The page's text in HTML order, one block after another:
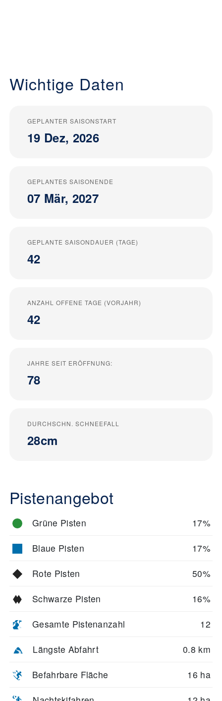
Wichtige Daten
GEPLANTER SAISONSTART
19 Dez, 2026
GEPLANTES SAISONENDE
07 Mär, 2027
GEPLANTE SAISONDAUER (TAGE)
42
ANZAHL OFFENE TAGE (VORJAHR)
42
JAHRE SEIT ERÖFFNUNG:
78
DURCHSCHN. SCHNEEFALL
28cm
Pistenangebot
Grüne Pisten 17%
Blaue Pisten 17%
Rote Pisten 50%
Schwarze Pisten 16%
Gesamte Pistenanzahl 12
Längste Abfahrt 0.8 km
Befahrbare Fläche 16 ha